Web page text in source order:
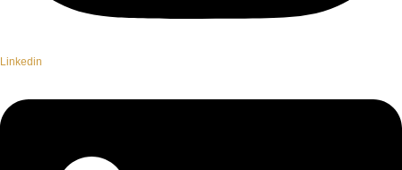
Linkedin